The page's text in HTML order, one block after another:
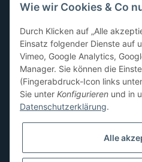
Kundenservice
Sie benötigen Hilfe oder haben
071-5355993
service@beamerlampe24.ch
Sicher Einkaufen
Wie wir Cookies & Co
Durch Klicken auf „Alle
Einsatz folgender Dienste auf
Vimeo, Google Analytics,
Manager. Sie können die
(Fingerabdruck-Icon links
Sie unter Konfigurieren und in
Datenschutzerklärung.
Alle